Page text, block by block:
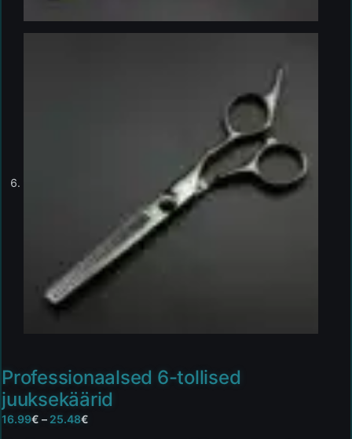
Professionaalsed 6-tollised
juuksekäärid
16.99€ – 25.48€